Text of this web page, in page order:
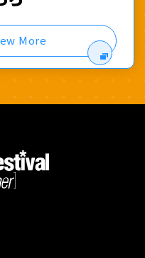
More